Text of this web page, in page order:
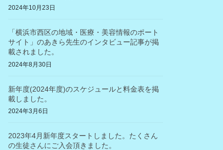
2024年10月23日
「横浜市西区の地域・医療・美容情報のポート
サイト」のあきら先生のインタビュー記事が掲
載されました。
2024年8月30日
新年度(2024年度)のスケジュールと料金表を掲
載しました。
2024年3月6日
2023年4月新年度スタートしました。たくさん
の生徒さんにご入会頂きました。